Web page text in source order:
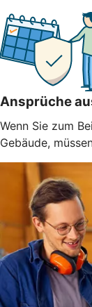
Ansprüche
Wenn Sie zum
Gebäude,